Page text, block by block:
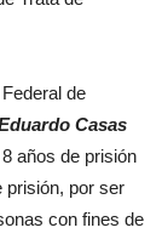
de
Casas
años de prisión
prisión, por ser
con fines de